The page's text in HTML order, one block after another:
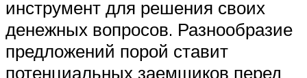
инструмент для решения своих
денежных вопросов. Разнообразие
предложений порой ставит
потенциальных заемщиков перед